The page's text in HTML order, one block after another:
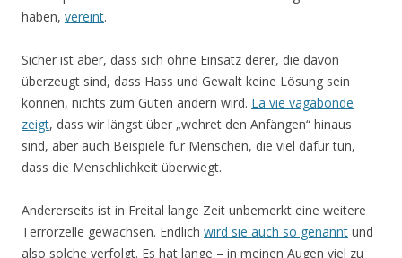
haben, vereint.
Sicher ist aber, dass sich ohne Einsatz derer, die davon
überzeugt sind, dass Hass und Gewalt keine Lösung sein
können, nichts zum Guten ändern wird. La vie vagabonde
zeigt, dass wir längst über „wehret den Anfängen“ hinaus
sind, aber auch Beispiele für Menschen, die viel dafür tun,
dass die Menschlichkeit überwiegt.
Andererseits ist in Freital lange Zeit unbemerkt eine weitere
Terrorzelle gewachsen. Endlich wird sie auch so genannt und
also solche verfolgt. Es hat lange – in meinen Augen viel zu